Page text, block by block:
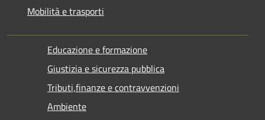
Mobilità e trasporti
Educazione e formazione
Giustizia e sicurezza pubblica
Tributi,finanze e contravvenzioni
Ambiente